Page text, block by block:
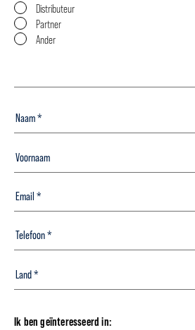
Distributeur
Partner
Ander
Ik ben geïnteresseerd in: